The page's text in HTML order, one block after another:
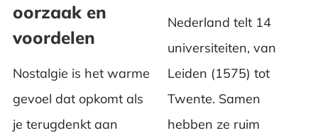
oorzaak en
voordelen
Nostalgie is het warme
gevoel dat opkomt als
je terugdenkt aan
Nederland telt 14
universiteiten, van
Leiden (1575) tot
Twente. Samen
hebben ze ruim